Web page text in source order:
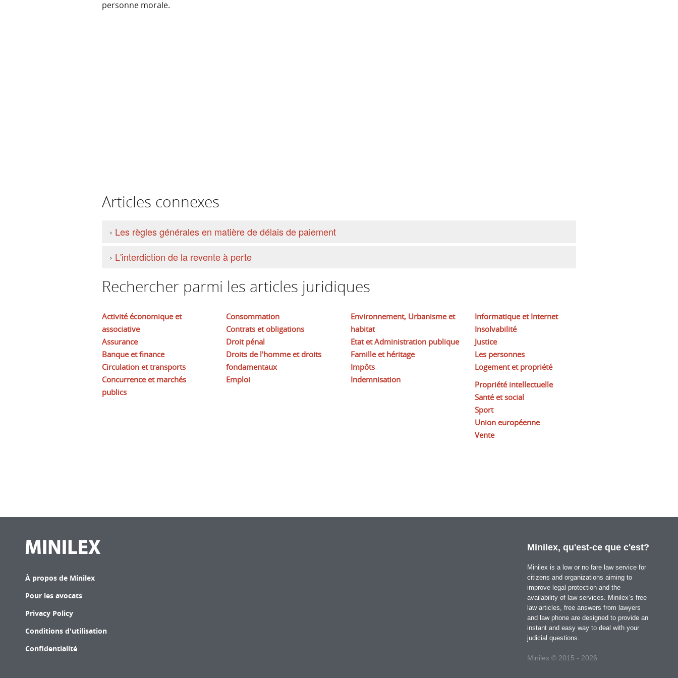
personne morale.
Articles connexes
› Les règles générales en matière de délais de paiement
› L'interdiction de la revente à perte
Rechercher parmi les articles juridiques
Activité économique et
associative
Assurance
Banque et finance
Circulation et transports
Concurrence et marchés
publics
Consommation
Contrats et obligations
Droit pénal
Droits de l'homme et droits
fondamentaux
Emploi
Environnement, Urbanisme et
habitat
Etat et Administration publique
Famille et héritage
Impôts
Indemnisation
Informatique et Internet
Insolvabilité
Justice
Les personnes
Logement et propriété
Propriété intellectuelle
Santé et social
Sport
Union européenne
Vente
À propos de Minilex
Pour les avocats
Privacy Policy
Conditions d'utilisation
Confidentialité
Minilex, qu'est-ce que c'est?
Minilex is a low or no fare law service for
citizens and organizations aiming to
improve legal protection and the
availability of law services. Minilex’s free
law articles, free answers from lawyers
and law phone are designed to provide an
instant and easy way to deal with your
judicial questions.
Minilex © 2015 - 2026